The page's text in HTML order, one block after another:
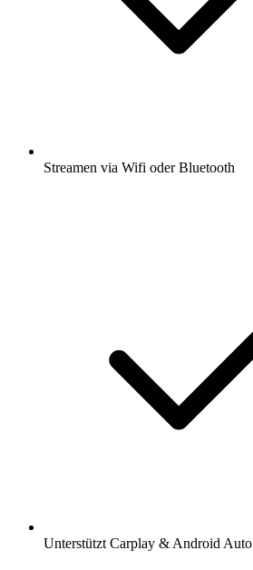
Streamen via Wifi oder Bluetooth
Unterstützt Carplay & Android Auto